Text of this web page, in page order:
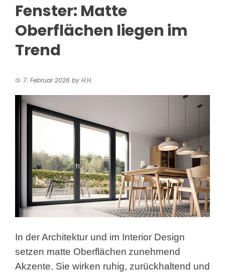
Fenster: Matte
Oberflächen liegen im
Trend
7. Februar 2026 by H.H.
In der Architektur und im Interior Design
setzen matte Oberflächen zunehmend
Akzente. Sie wirken ruhig, zurückhaltend und